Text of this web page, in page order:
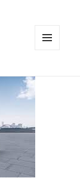
WIDGET